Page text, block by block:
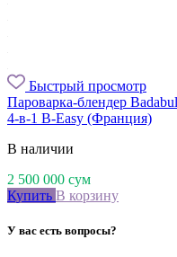
Быстрый просмотр
Пароварка-блендер
4-в-1 B-Easy (Франция)
В наличии
2 500 000 сум
Купить В корзину
У вас есть вопросы?